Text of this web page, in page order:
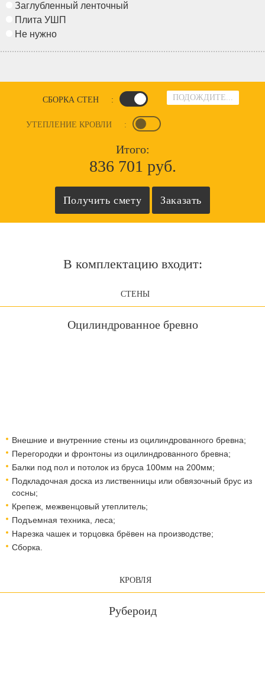
Заглубленный ленточный
Плита УШП
Не нужно
ПОДОЖДИТЕ...
СБОРКА СТЕН :
УТЕПЛЕНИЕ КРОВЛИ :
Итого:
836 701 руб.
В комплектацию входит:
СТЕНЫ
Оцилиндрованное бревно
Внешние и внутренние стены из оцилиндрованного бревна;
Перегородки и фронтоны из оцилиндрованного бревна;
Балки под пол и потолок из бруса 100мм на 200мм;
Подкладочная доска из лиственницы или обвязочный брус из
сосны;
Крепеж, межвенцовый утеплитель;
Подъемная техника, леса;​​​​​​​
Нарезка чашек и торцовка брёвен на производстве;
Сборка.
КРОВЛЯ
Рубероид